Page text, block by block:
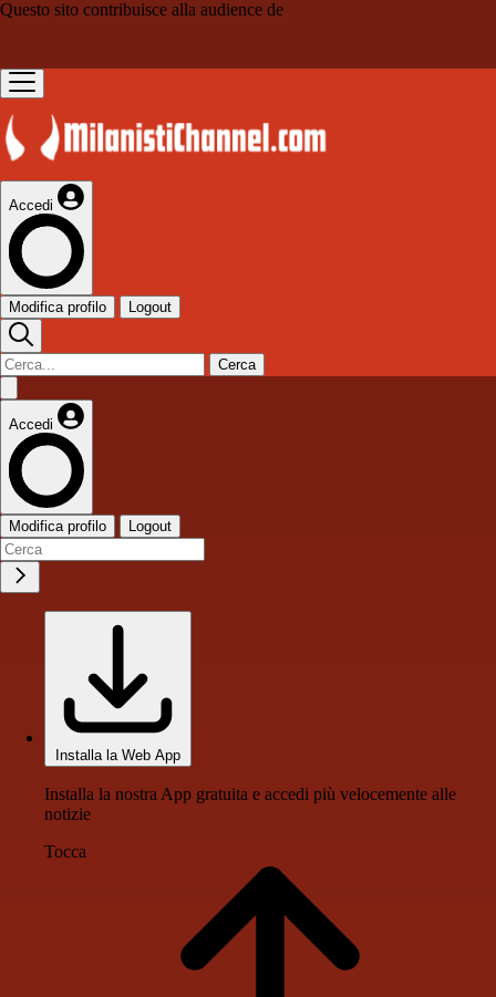
Questo sito contribuisce alla audience de
Accedi
Modifica profilo Logout
Cerca
Accedi
Modifica profilo Logout
Installa la Web App
Installa la nostra App gratuita e accedi più velocemente alle
notizie
Tocca